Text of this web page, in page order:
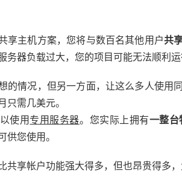
享主机方案，您将与数百名其他用户共
务器负载过大，您的项目可能无法顺利运
的情况，但另一方面，让这么多人使用
只需几美元。
使用 专用服务器。您实际上拥有一整台
供您使用。
共享帐户功能强大得多，但也昂贵得多